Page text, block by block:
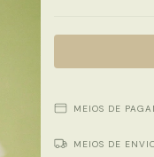
MEIOS DE
MEIOS DE